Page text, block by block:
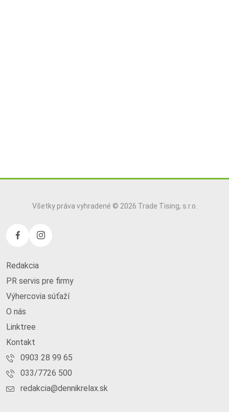
Všetky práva vyhradené © 2026 Trade Tising, s.r.o.
Redakcia
PR servis pre firmy
Výhercovia súťaží
O nás
Linktree
Kontakt
0903 28 99 65
033/7726 500
redakcia@dennikrelax.sk